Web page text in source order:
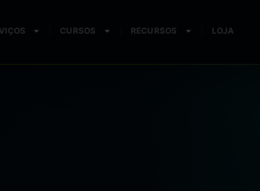
CURSOS RECURSOS LOJA